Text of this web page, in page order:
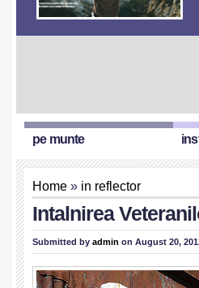
pe munte
Home » in reflector
Intalnirea
Submitted by admin on August 20,